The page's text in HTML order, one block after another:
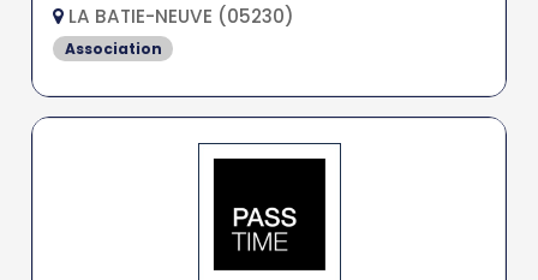
LA BATIE-NEUVE (05230)
Association